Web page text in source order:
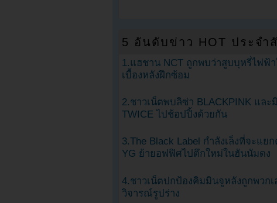
5 อันดับข่าว HOT ประจำ
1.แฮชาน NCT ถูกพบว่าสูบบุหรี่ไฟฟ้า
เบื้องหลังฝึกซ้อม
2.ชาวเน็ตพบลิซ่า BLACKPINK และ
TWICE ไปช้อปปิ้งด้วยกัน
3.The Black Label กำลังเล็งที่จะแย
YG ย้ายอฟฟิศไปตึกใหม่ในฮันนัมดง
4.ชาวเน็ตปกป้องคิมมินจูหลังถูกพวกเ
วิจารณ์รูปร่าง